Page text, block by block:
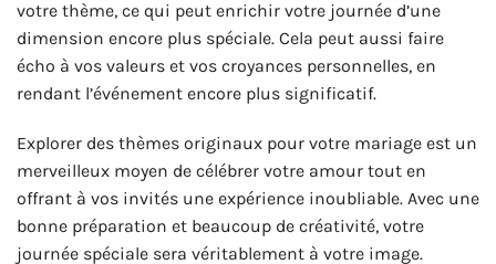
votre thème, ce qui peut enrichir votre journée d’une
dimension encore plus spéciale. Cela peut aussi faire
écho à vos valeurs et vos croyances personnelles, en
rendant l’événement encore plus significatif.
Explorer des thèmes originaux pour votre mariage est un
merveilleux moyen de célébrer votre amour tout en
offrant à vos invités une expérience inoubliable. Avec une
bonne préparation et beaucoup de créativité, votre
journée spéciale sera véritablement à votre image.